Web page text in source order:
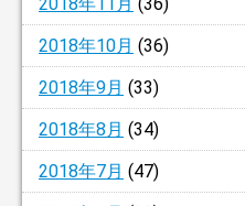
2018年10月 (36)
2018年9月 (33)
2018年8月 (34)
2018年7月 (47)